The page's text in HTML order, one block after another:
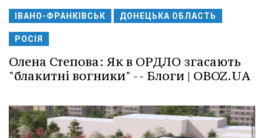
ІВАНО-ФРАНКІВСЬК ДОНЕЦЬКА ОБЛАСТЬ
РОСІЯ
Олена Степова: Як в ОРДЛО згасають
"блакитні вогники" -- Блоги | OBOZ.UA